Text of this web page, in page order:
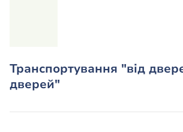
Транспортування "від
дверей"